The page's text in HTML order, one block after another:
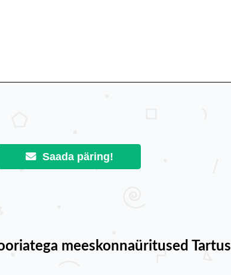
Saada päring!
meeskonnaüritused Tartus